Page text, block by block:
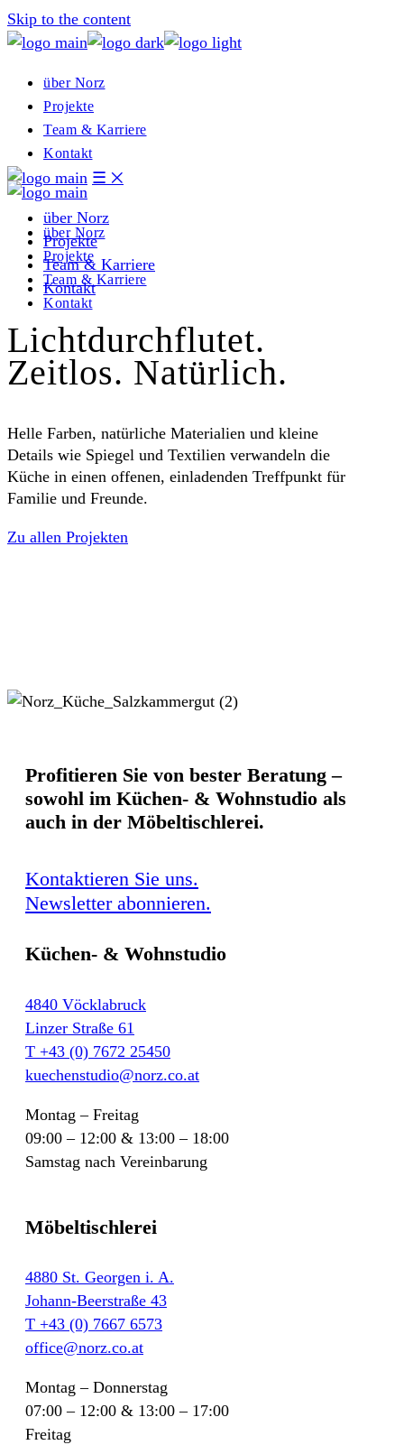
Skip to the content
über Norz
Projekte
Team & Karriere
Kontakt
über Norz
Projekte
Team & Karriere
Kontakt
☰ ྾
über Norz
Projekte
Team & Karriere
Kontakt
Lichtdurchflutet.
Zeitlos. Natürlich.
Helle Farben, natürliche Materialien und kleine
Details wie Spiegel und Textilien verwandeln die
Küche in einen offenen, einladenden Treffpunkt für
Familie und Freunde.
Zu allen Projekten
Profitieren Sie von bester Beratung –
sowohl im Küchen- & Wohnstudio als
auch in der Möbeltischlerei.
Kontaktieren Sie uns.
Newsletter abonnieren.
Küchen- & Wohnstudio
4840 Vöcklabruck
Linzer Straße 61
T +43 (0) 7672 25450
kuechenstudio@norz.co.at
Montag – Freitag
09:00 – 12:00 & 13:00 – 18:00
Samstag nach Vereinbarung
Möbeltischlerei
4880 St. Georgen i. A.
Johann-Beerstraße 43
T +43 (0) 7667 6573
office@norz.co.at
Montag – Donnerstag
07:00 – 12:00 & 13:00 – 17:00
Freitag